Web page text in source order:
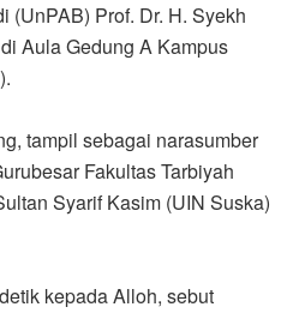
(UnPAB) Prof. Dr. H. Syekh
Aula Gedung A Kampus
tampil sebagai narasumber
Fakultas Tarbiyah
Syarif Kasim (UIN Suska)
kepada Alloh, sebut